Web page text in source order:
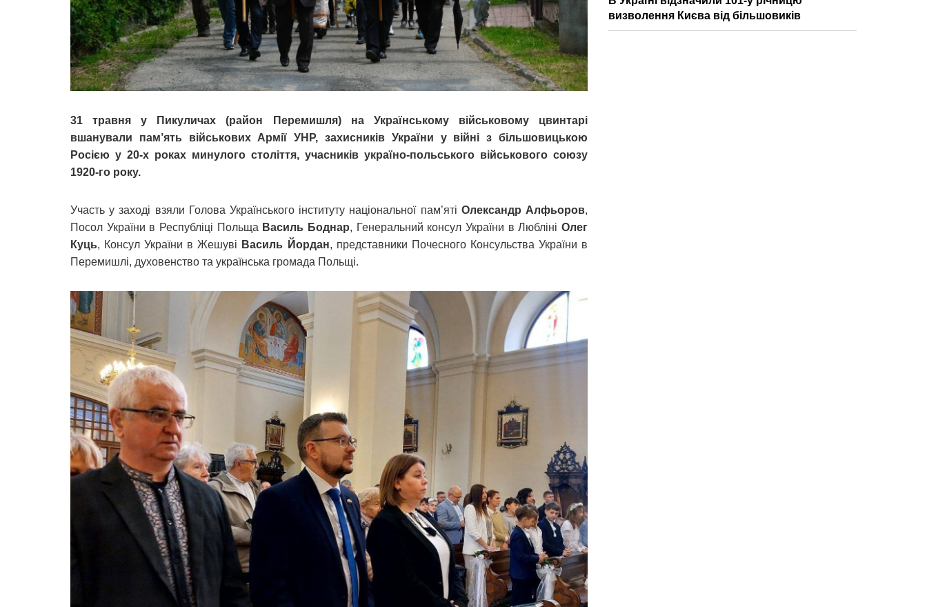
31 травня у Пикуличах (район Перемишля) на Українському військовому цвинтарі
вшанували пам’ять військових Армії УНР, захисників України у війні з більшовицькою
Росією у 20-х роках минулого століття, учасників україно-польського військового союзу
1920-го року.
Участь у заході взяли Голова Українського інституту національної пам’яті Олександр Алфьоров,
Посол України в Республіці Польща Василь Боднар, Генеральний консул України в ЛюблініОлег
Куць, Консул України в Жешуві Василь Йордан, представники Почесного Консульства України в
Перемишлі, духовенство та українська громада Польщі.
визволення Києва від більшовиків